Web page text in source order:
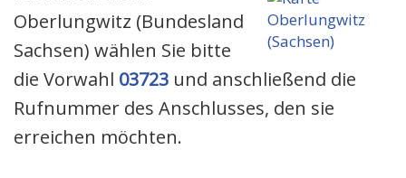
Oberlungwitz (Bundesland
Sachsen) wählen Sie bitte
die Vorwahl 03723 und anschließend die
Rufnummer des Anschlusses, den sie
erreichen möchten.